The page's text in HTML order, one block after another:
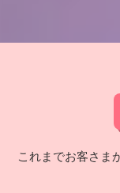
これまでお客さま